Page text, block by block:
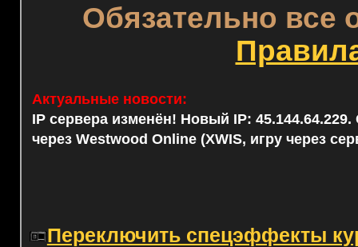
Обязательно все
Актуальные новости:
IP сервера изменён! Новый IP: 45.144.64.229.
через Westwood Online (XWIS, игру через
Переключить спецэффекты